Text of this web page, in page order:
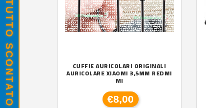
CUFFIE AURICOLARI ORIGINALI
AURICOLARE XIAOMI 3,5MM REDMI
MI
€8,00